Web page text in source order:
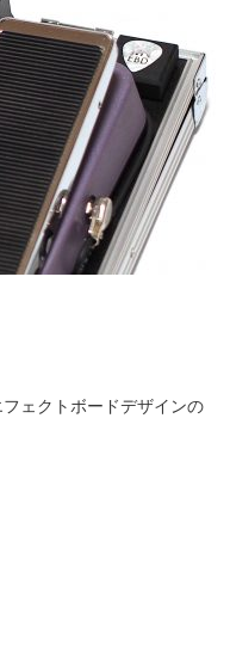
ェクトボードデザインの